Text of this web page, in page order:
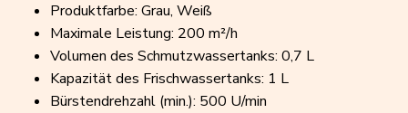
Produktfarbe: Grau, Weiß
Maximale Leistung: 200 m²/h
Volumen des Schmutzwassertanks: 0,7 L
Kapazität des Frischwassertanks: 1 L
Bürstendrehzahl (min.): 500 U/min